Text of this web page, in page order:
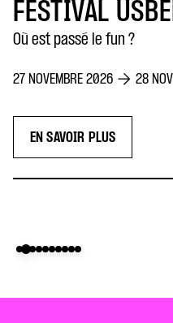
USBEK
passé le fun ?
2026 28
SAVOIR PLUS